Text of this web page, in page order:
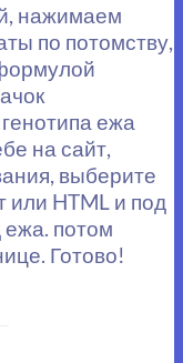
нажимаем
по потомству,
ежа
на сайт,
выберите
или HTML и под
потом
Готово!